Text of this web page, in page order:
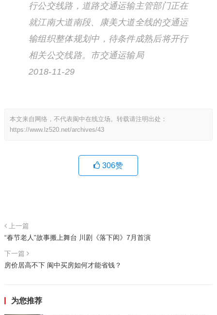
行公交线路，道路交通运输主管部门正在
就江南大道南段、康美大道全线的交通运
输组织整体规划中，待条件成熟后将开行
相关公交线路。市交通运输局
2018-11-29
本文来自网络，不代表阆中在线立场。转载请注明出处：
https://www.lz520.net/archives/43
306赞
上一篇
“春节老人”故事搬上舞台 川剧《落下闳》7月首演
下一篇
房价居高不下 阆中买房如何才能省钱？
为您推荐